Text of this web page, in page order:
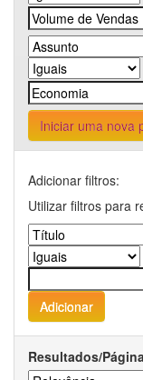
Iniciar uma nova
Adicionar filtros:
Utilizar filtros para
Resultados/